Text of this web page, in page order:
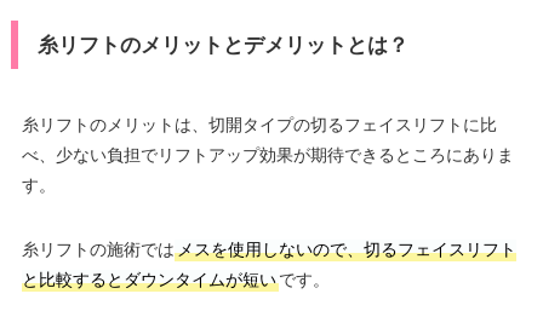
糸リフトのメリットとデメリットとは？
糸リフトのメリットは、切開タイプの切るフェイスリフトに比
べ、少ない負担でリフトアップ効果が期待できるところにありま
す。
糸リフトの施術ではメスを使用しないので、切るフェイスリフト
と比較するとダウンタイムが短いです。